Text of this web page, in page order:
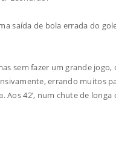
saída de bola errada do
sem fazer um grande
errando muitos
42’, num chute de longa